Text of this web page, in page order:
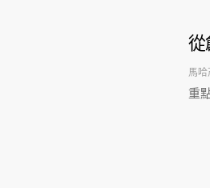
從
馬哈
重